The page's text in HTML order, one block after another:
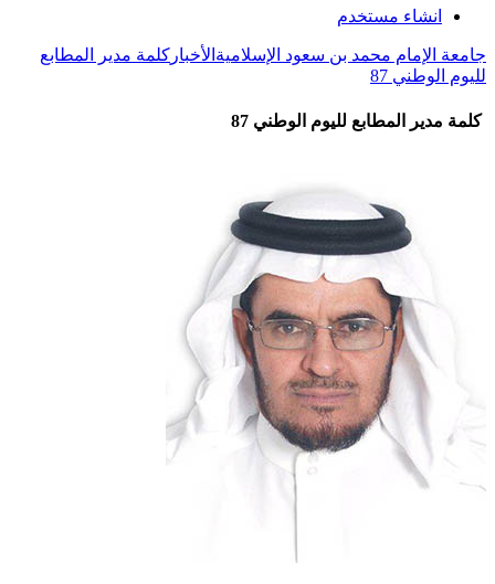
انشاء مستخدم
جامعة الإمام محمد بن سعود الإسلامية الأخبار كلمة مدير المطابع
لليوم الوطني 87
كلمة مدير المطابع لليوم الوطني 87